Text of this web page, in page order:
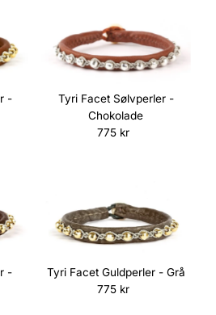
-
Tyri Facet Sølvperler -
Chokolade
Normalpris
775 kr
-
Tyri Facet Guldperler - Grå
Normalpris
775 kr